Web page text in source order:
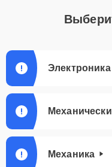
Электроника
Механика